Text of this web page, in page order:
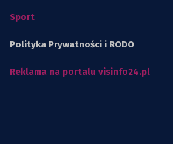
Sport
Polityka Prywatności i RODO
Reklama na portalu visinfo24.pl